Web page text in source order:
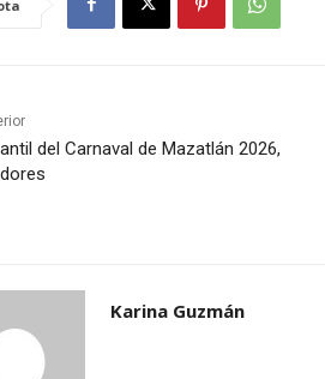
del Carnaval de Mazatlán 2026,
Karina Guzmán